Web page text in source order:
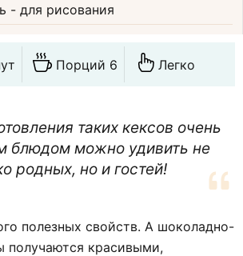
- для рисования
Порций 6 Легко
таких кексов очень
блюдом можно удивить не
родных, но и гостей!
полезных свойств. А шоколадно-
получаются красивыми,